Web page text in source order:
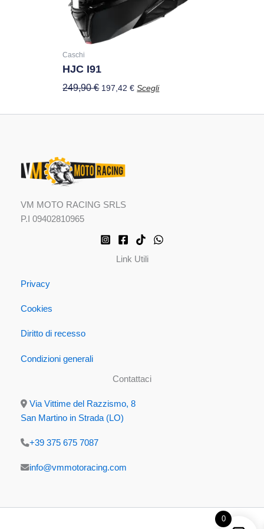
Caschi
HJC I91
249,90€ 197,42€ Scegli
possono
del
VM MOTO RACING SRLS
P.I 09402810965
Link Utili
Privacy
Cookies
Diritto di recesso
Condizioni generali
Contattaci
Via Vittime del Razzismo, 8
San Martino in Strada (LO)
+39 375 675 7087
info@vmmotoracing.com
0